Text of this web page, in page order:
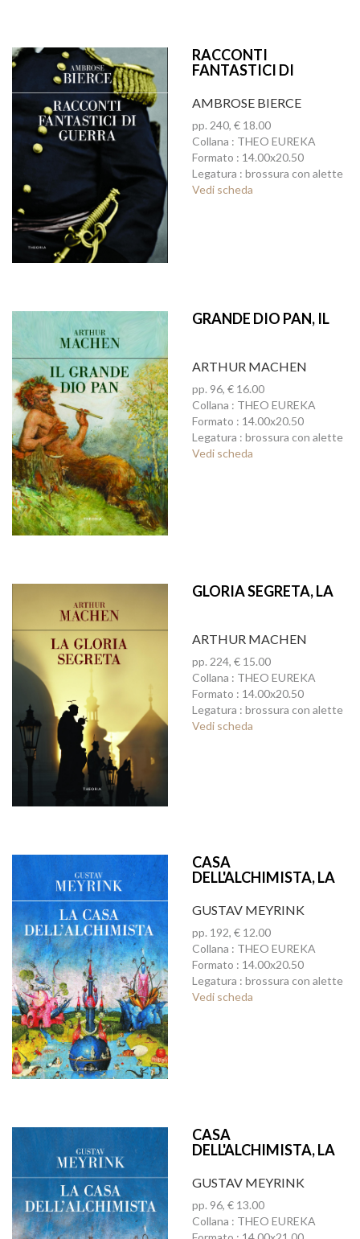
RACCONTI
FANTASTICI DI
AMBROSE BIERCE
pp. 240, € 18.00
Collana : THEO EUREKA
Formato : 14.00x20.50
Legatura : brossura con alette
Vedi scheda
GRANDE DIO PAN, IL
ARTHUR MACHEN
pp. 96, € 16.00
Collana : THEO EUREKA
Formato : 14.00x20.50
Legatura : brossura con alette
Vedi scheda
GLORIA SEGRETA, LA
ARTHUR MACHEN
pp. 224, € 15.00
Collana : THEO EUREKA
Formato : 14.00x20.50
Legatura : brossura con alette
Vedi scheda
CASA
DELL'ALCHIMISTA, LA
GUSTAV MEYRINK
pp. 192, € 12.00
Collana : THEO EUREKA
Formato : 14.00x20.50
Legatura : brossura con alette
Vedi scheda
CASA
DELL'ALCHIMISTA, LA
GUSTAV MEYRINK
pp. 96, € 13.00
Collana : THEO EUREKA